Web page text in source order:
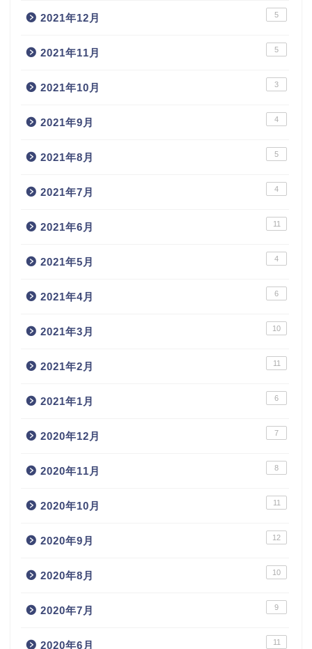
2021年12月 5
2021年11月 5
2021年10月 3
2021年9月 4
2021年8月 5
2021年7月 4
2021年6月 11
2021年5月 4
2021年4月 6
2021年3月 10
2021年2月 11
2021年1月 6
2020年12月 7
2020年11月 8
2020年10月 11
2020年9月 12
2020年8月 10
2020年7月 9
2020年6月 11